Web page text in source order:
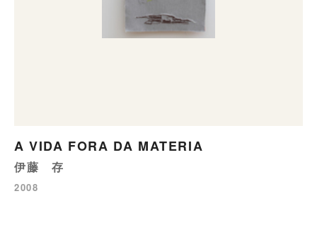
A VIDA FORA DA MATERIA
伊藤 存
2008